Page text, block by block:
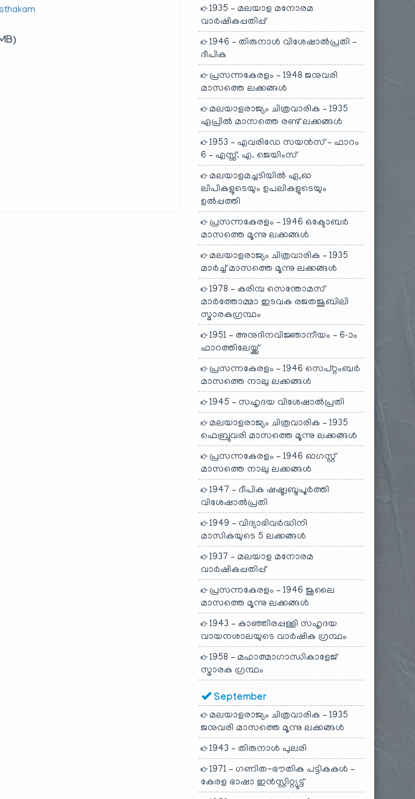
1935 – മലയാള മനോരമ
വാർഷികപ്പതിപ്പ്
1946 – തിരുനാൾ വിശേഷാൽപ്രതി –
ദീപിക
പ്രസന്നകേരളം – 1948 ജനുവരി
മാസത്തെ ലക്കങ്ങൾ
മലയാളരാജ്യം ചിത്രവാരിക – 1935
ഏപ്രിൽ മാസത്തെ രണ്ട് ലക്കങ്ങൾ
1953 – എവരിഡേ സയൻസ് – ഫാറം
6 – എസ്സ്. എ. ജെയിംസ്
മലയാളമച്ചടിയിൽ ഏ,ഓ
ലിപികളുടെയും ഉപലികളുടെയും
ഉൽപ്പത്തി
പ്രസന്നകേരളം – 1946 ഒക്ടോബർ
മാസത്തെ മൂന്നു ലക്കങ്ങൾ
മലയാളരാജ്യം ചിത്രവാരിക – 1935
മാർച്ച് മാസത്തെ മൂന്നു ലക്കങ്ങൾ
1978 – കരിമ്പ സെന്തോമസ്
മാർത്തോമ്മാ ഇടവക രജതജൂബിലി
സ്മാരകഗ്രന്ഥം
1951 – അനുദിനവിജ്ഞാനീയം – 6-ാം
ഫാറത്തിലേയ്ക്കു്
പ്രസന്നകേരളം – 1946 സെപ്റ്റംബർ
മാസത്തെ നാലു ലക്കങ്ങൾ
1945 – സഹൃദയ വിശേഷാൽപ്രതി
മലയാളരാജ്യം ചിത്രവാരിക – 1935
ഫെബ്രുവരി മാസത്തെ മൂന്നു ലക്കങ്ങൾ
പ്രസന്നകേരളം – 1946 ഓഗസ്റ്റ്
മാസത്തെ നാലു ലക്കങ്ങൾ
1947 – ദീപിക ഷഷ്ട്വബ്ദപൂർത്തി
വിശേഷാൽപ്രതി
1949 – വിദ്യാഭിവർദ്ധിനി
മാസികയുടെ 5 ലക്കങ്ങൾ
1937 – മലയാള മനോരമ
വാർഷികപ്പതിപ്പ്
പ്രസന്നകേരളം – 1946 ജൂലൈ
മാസത്തെ മൂന്നു ലക്കങ്ങൾ
1943 – കാഞ്ഞിരപ്പള്ളി സഹൃദയ
വായനശാലയുടെ വാർഷിക ഗ്രന്ഥം
1958 – മഹാത്മാഗാന്ധികാളേജ്
സ്മാരക ഗ്രന്ഥം
September
മലയാളരാജ്യം ചിത്രവാരിക – 1935
ജനുവരി മാസത്തെ മൂന്നു ലക്കങ്ങൾ
1943 – തിരുനാൾ പുലരി
1971 – ഗണിത-ഭൗതിക പട്ടികകൾ –
കേരള ഭാഷാ ഇൻസ്റ്റിറ്റ്യൂട്ട്